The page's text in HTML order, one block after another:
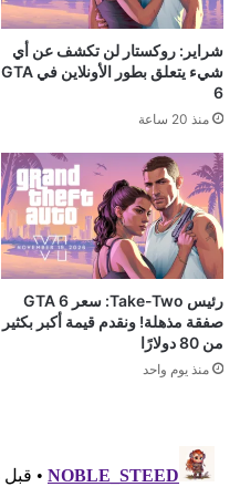
شراير: روكستار لن تكشف عن أي
شيء يتعلق بطور الأونلاين في GTA
6
منذ 20 ساعة
رئيس Take-Two: سعر GTA 6
صفقة مذهلة! ونقدم قيمة أكبر بكثير
من 80 دولارًا
منذ يوم واحد